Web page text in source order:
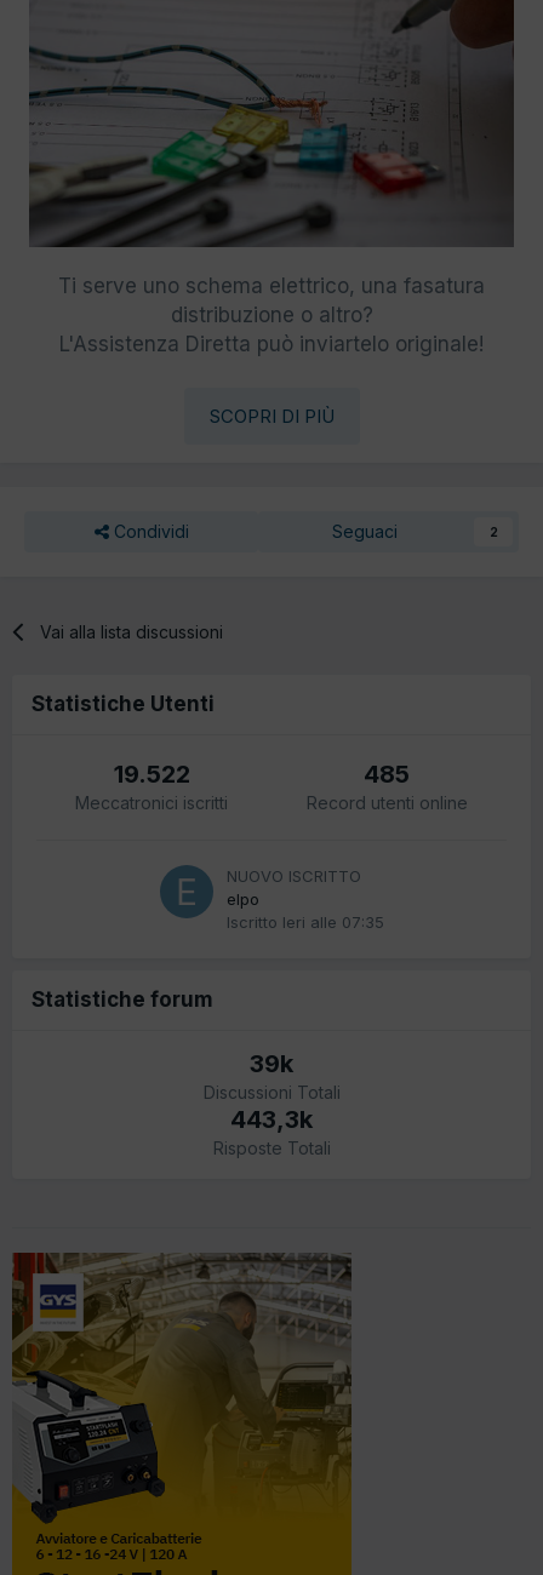
Ti serve uno schema elettrico, una fasatura
distribuzione o altro?
L'Assistenza Diretta può inviartelo originale!
SCOPRI DI PIÙ
Condividi Seguaci 2
Vai alla lista discussioni
Statistiche Utenti
19.522
Meccatronici iscritti
485
Record utenti online
NUOVO ISCRITTO
elpo
Iscritto Ieri alle 07:35
Statistiche forum
39k
Discussioni Totali
443,3k
Risposte Totali